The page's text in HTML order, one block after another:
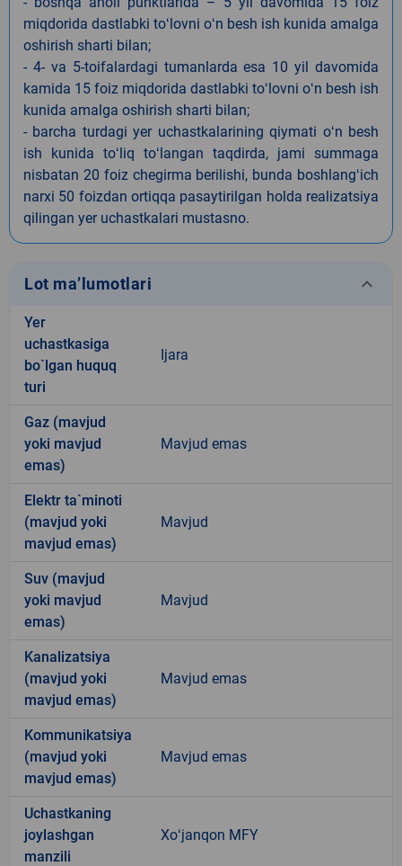
miqdorida dastlabki toʻlovni oʻn besh ish kunida amalga
oshirish sharti bilan;
- 4- va 5-toifalardagi tumanlarda esa 10 yil davomida
kamida 15 foiz miqdorida dastlabki toʻlovni oʻn besh ish
kunida amalga oshirish sharti bilan;
- barcha turdagi yer uchastkalarining qiymati oʻn besh
ish kunida toʻliq toʻlangan taqdirda, jami summaga
nisbatan 20 foiz chegirma berilishi, bunda boshlangʻich
narxi 50 foizdan ortiqqa pasaytirilgan holda realizatsiya
qilingan yer uchastkalari mustasno.
Lot ma’lumotlari keyboard_arrow_down
Yer
uchastkasiga
bo`lgan huquq
turi
Ijara
Gaz (mavjud
yoki mavjud
emas)
Mavjud emas
Elektr ta`minoti
(mavjud yoki
mavjud emas)
Mavjud
Suv (mavjud
yoki mavjud
emas)
Mavjud
Kanalizatsiya
(mavjud yoki
mavjud emas)
Mavjud emas
Kommunikatsiya
(mavjud yoki
mavjud emas)
Mavjud emas
Uchastkaning
joylashgan
manzili
Xoʻjanqon MFY